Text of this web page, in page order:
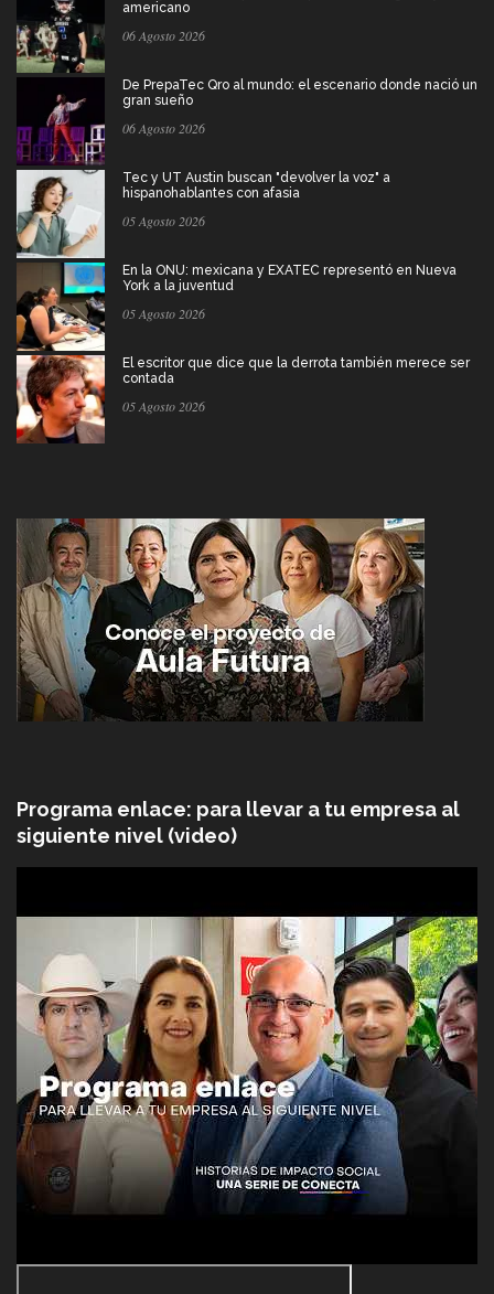
americano
06 Agosto 2026
De PrepaTec Qro al mundo: el escenario donde nació un
gran sueño
06 Agosto 2026
Tec y UT Austin buscan "devolver la voz" a
hispanohablantes con afasia
05 Agosto 2026
En la ONU: mexicana y EXATEC representó en Nueva
York a la juventud
05 Agosto 2026
El escritor que dice que la derrota también merece ser
contada
05 Agosto 2026
Programa enlace: para llevar a tu empresa al
siguiente nivel (video)